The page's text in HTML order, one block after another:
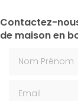
Contactez-
de maison en